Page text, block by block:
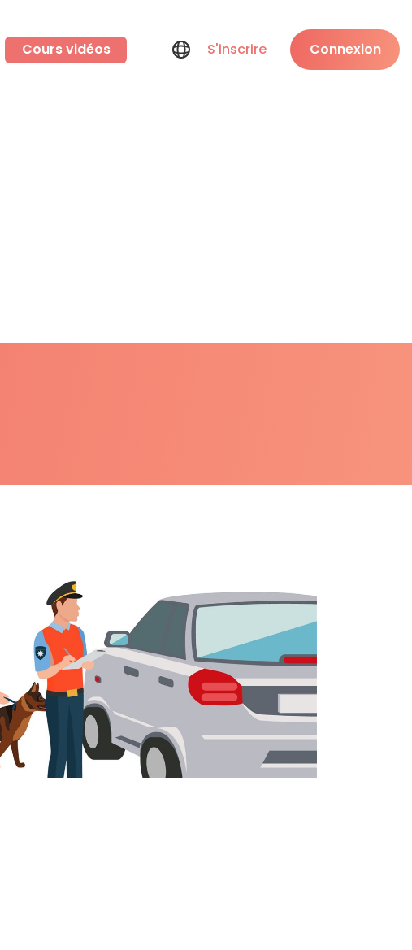
Cours vidéos S'inscrire Connexion